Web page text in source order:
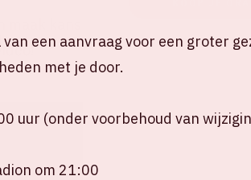
kans
een aanvraag voor een groter
met je door.
uur (onder voorbehoud van
om 21:00